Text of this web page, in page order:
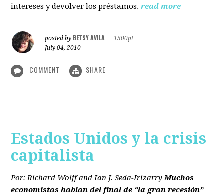
intereses y devolver los préstamos. read more
posted by BETSY AVILA
1500pt
July 04, 2010
COMMENT SHARE
Estados Unidos y la crisis
capitalista
Por: Richard Wolff and Ian J. Seda-Irizarry Muchos
economistas hablan del final de “la gran recesión”